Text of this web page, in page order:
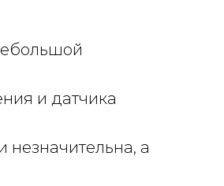
и датчика
незначительна, а